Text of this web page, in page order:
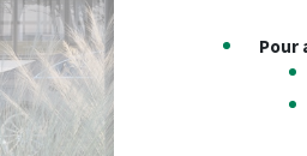
Pour